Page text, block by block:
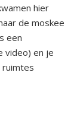
hier
de moskee
een
video) en je
ruimtes